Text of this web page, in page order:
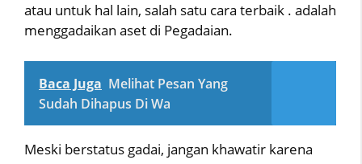
atau untuk hal lain, salah satu cara terbaik . adalah
menggadaikan aset di Pegadaian.
Baca Juga Melihat Pesan Yang
Sudah Dihapus Di Wa
Meski berstatus gadai, jangan khawatir karena